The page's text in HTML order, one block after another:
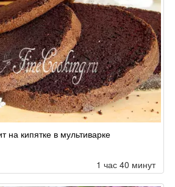
на кипятке в мультиварке
1 час 40 минут